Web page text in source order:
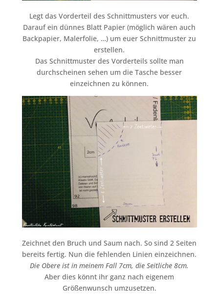
Legt das Vorderteil des Schnittmusters vor euch.
Darauf ein dünnes Blatt Papier (möglich wären auch
Backpapier, Malerfolie, …) um euer Schnittmuster zu
erstellen.
Das Schnittmuster des Vorderteils sollte man
durchscheinen sehen um die Tasche besser
einzeichnen zu können.
Zeichnet den Bruch und Saum nach. So sind 2 Seiten
bereits fertig. Nun die fehlenden Linien einzeichnen.
Die Obere ist in meinem Fall 7cm, die Seitliche 8cm.
Aber dies könnt ihr ganz nach eigenem
Größenwunsch umzusetzen.